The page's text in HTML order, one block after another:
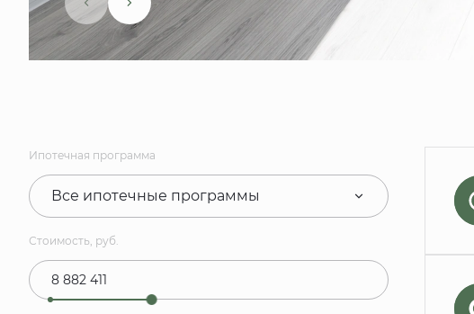
Ипотечная программа
Все ипотечные программы
Стоимость, руб.